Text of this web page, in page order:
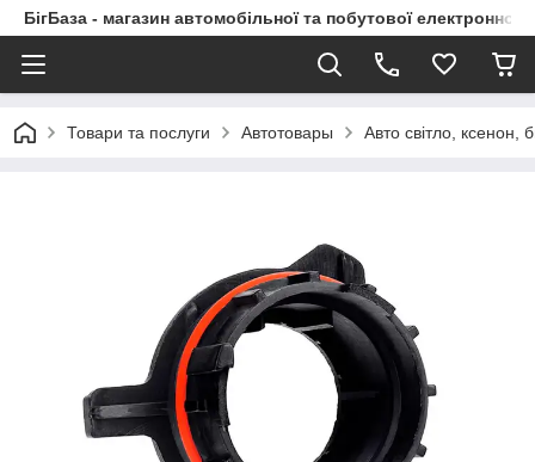
БігБаза - магазин автомобільної та побутової електронної
Товари та послуги Автотовары Авто світло, ксенон,